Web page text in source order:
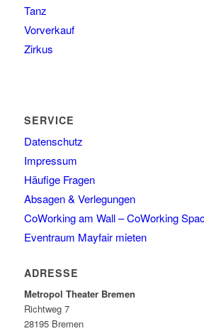
Tanz
Vorverkauf
Zirkus
SERVICE
Datenschutz
Impressum
Häufige Fragen
Absagen & Verlegungen
CoWorking am Wall – CoWorking
Eventraum Mayfair mieten
ADRESSE
Metropol Theater Bremen
Richtweg 7
28195 Bremen